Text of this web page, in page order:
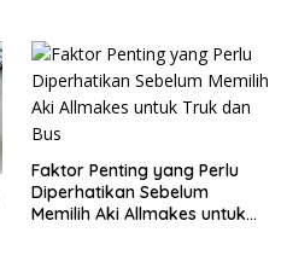
Faktor Penting yang Perlu
Diperhatikan Sebelum
Memilih Aki Allmakes untuk